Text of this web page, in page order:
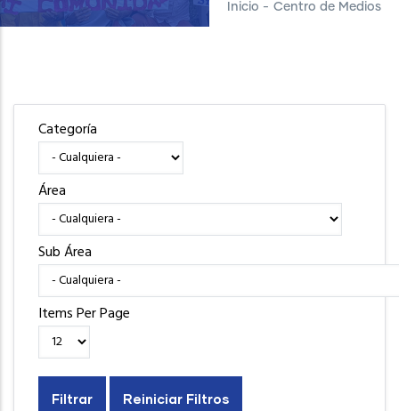
Inicio - Centro de Medios
Categoría
Área
Sub Área
Items Per Page